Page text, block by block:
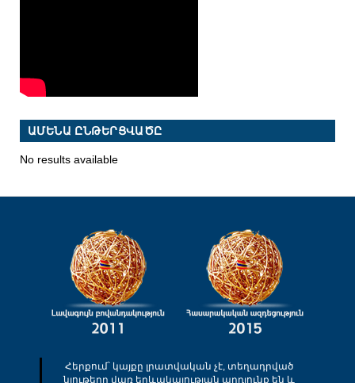
ԱՄԵՆԱ ԸՆԹԵՐՑՎԱԾԸ
No results available
Հերքում՝ կայքը լրատվական չէ, տեղադրված
նյութերը վառ երևակայության արդյունք են և